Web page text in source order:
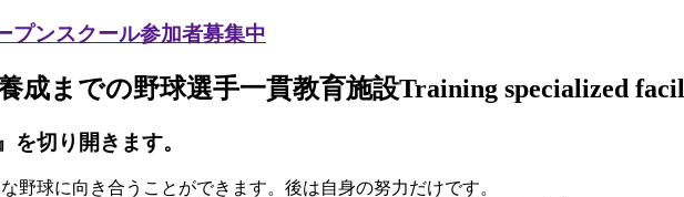
ンスクール参加者募集中
成までの野球選手一貫教育施設Training specialized
を切り開きます。
野球に向き合うことができます。後は自身の努力だけです。